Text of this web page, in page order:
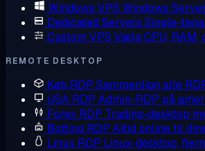
Windows VPS Windows
Dedicated Servers Single-
Custom VPS Vælg CPU, RAM,
REMOTE DESKTOP
Køb RDP Sammenlign alle
USA RDP Admin-RDP på
Forex RDP Trading-desktop
Botting RDP Altid online til
Linux RDP Linux-desktop, fjern